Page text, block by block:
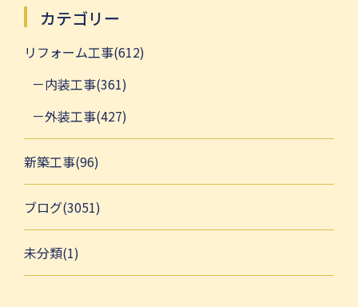
カテゴリー
リフォーム工事(612)
内装工事(361)
外装工事(427)
新築工事(96)
ブログ(3051)
未分類(1)